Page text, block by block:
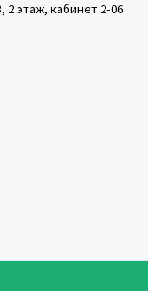
2 этаж, кабинет 2-06